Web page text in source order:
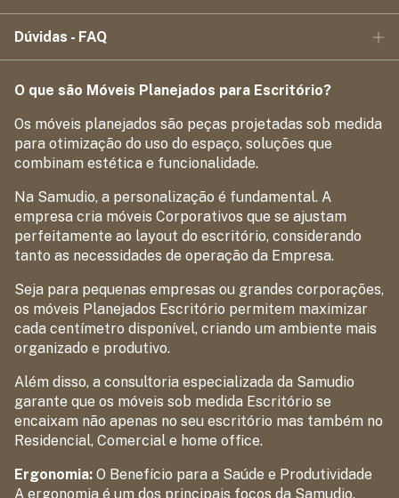
Dúvidas - FAQ
O que são Móveis Planejados para Escritório?
Os móveis planejados são peças projetadas sob medida
para otimização do uso do espaço, soluções que
combinam estética e funcionalidade.
Na Samudio, a personalização é fundamental. A
empresa cria móveis Corporativos que se ajustam
perfeitamente ao layout do escritório, considerando
tanto as necessidades de operação da Empresa.
Seja para pequenas empresas ou grandes corporações,
os móveis Planejados Escritório permitem maximizar
cada centímetro disponível, criando um ambiente mais
organizado e produtivo.
Além disso, a consultoria especializada da Samudio
garante que os móveis sob medida Escritório se
encaixam não apenas no seu escritório mas também no
Residencial, Comercial e home office.
Ergonomia: O Benefício para a Saúde e Produtividade
A ergonomia é um dos principais focos da Samudio.